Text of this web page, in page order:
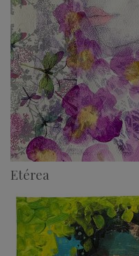
Etérea